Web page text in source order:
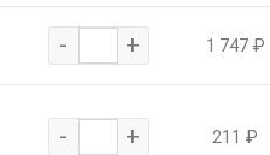
- + 1 747 ₽
- + 211 ₽